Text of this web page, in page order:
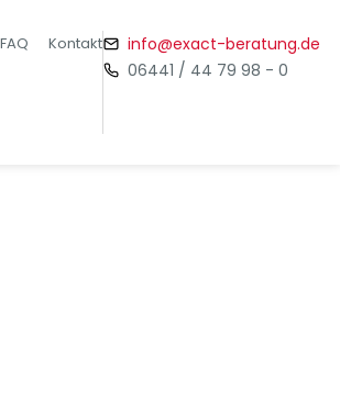
FAQ Kontakt
info@exact-beratung.de
06441 / 44 79 98 - 0